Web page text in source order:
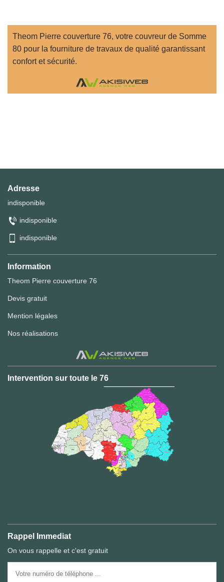
Theom Pierre couverture 76, votre couvreur de Somme
80 pour la fourniture de travaux de qualité garantissant
confort et sécurité.
Adresse
indisponible
indisponible
indisponible
Information
Theom Pierre couverture 76
Devis gratuit
Mention légales
Nos réalisations
Intervention sur toute le 76
Rappel Immediat
On vous rappelle et c'est gratuit